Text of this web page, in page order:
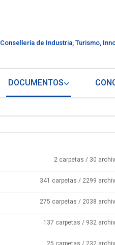
Consellería de Industria, Turismo,
DOCUMENTOS
2 carpetas / 30
341 carpetas / 2299
275 carpetas / 2038
137 carpetas / 932
25 carpetas / 232